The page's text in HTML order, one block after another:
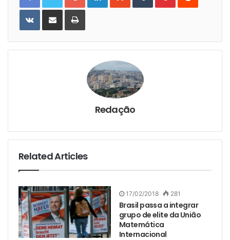
VKontakteShare
Email
Print
Redação
Related Articles
17/02/2018 281
Brasil passa a integrar
grupo de elite da União
Matemática
Internacional